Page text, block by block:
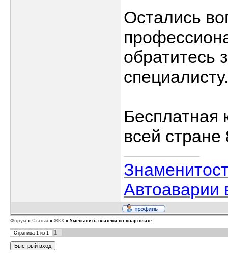
Остались
обратитесь
специалисту.
Бесплатная
всей
Автоаварии
Форум » Статьи » ЖКХ » Уменьшить платежи по квартплате
Страница 1 из 1 1